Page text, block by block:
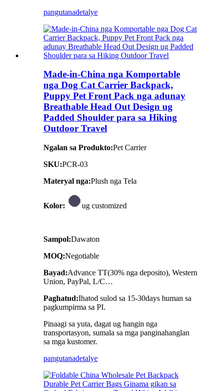
pangutanadetalye
Made-in-China nga Komportable
nga Dog Cat Carrier Backpack,
Puppy Pet Front Pack nga adunay
Breathable Head Out Design ug
Padded Shoulder para sa Hiking
Outdoor Travel
Ngalan sa Produkto:Pet Carrier
SKU:PCR-03
Materyal nga:Plush nga Tela
Kolor: ug customized
Sampol:Dawaton
MOQ:Negotiable
Bayad:Advance TT(30% nga deposito), Western
Union, PayPal, L/C…
Paghatud:Ihatod sulod sa 15-30days human sa
pagkumpirma sa PI.
Pinaagi sa yuta, dagat ug hangin nga
transportasyon, sumala sa mga panginahanglan
sa mga kustomer.
pangutanadetalye